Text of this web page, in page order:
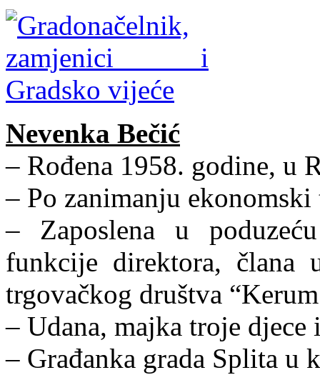
Nevenka Bečić
– Rođena 1958. godine, u
– Po zanimanju ekonomski
– Zaposlena u
funkcije direktora, člana
trgovačkog društva
– Udana, majka troje djece
– Građanka grada Splita u